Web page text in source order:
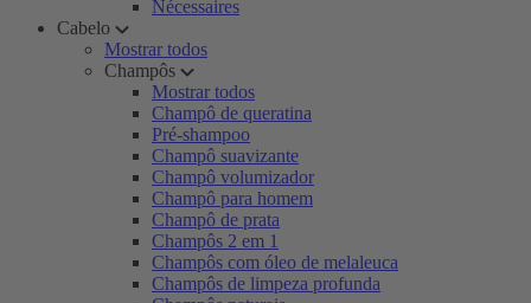
Nécessaires
Cabelo
Mostrar todos
Champôs
Mostrar todos
Champô de queratina
Pré-shampoo
Champô suavizante
Champô volumizador
Champô para homem
Champô de prata
Champôs 2 em 1
Champôs com óleo de melaleuca
Champôs de limpeza profunda